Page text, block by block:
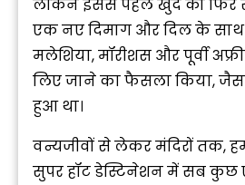
लेकिन इससे पहले खुद को फिर
एक नए दिमाग और दिल के
मलेशिया, मॉरीशस और पूर्वी
लिए जाने का फैसला किया,
हुआ था।
वन्यजीवों से लेकर मंदिरों तक,
सुपर हॉट डेस्टिनेशन में सब कुछ